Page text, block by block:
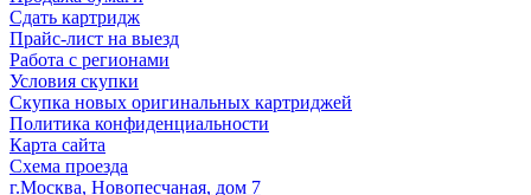
Сдать картридж
Прайс-лист на выезд
Работа с регионами
Условия скупки
Скупка новых оригинальных картриджей
Политика конфиденциальности
Карта сайта
Схема проезда
г.Москва, Новопесчаная, дом 7